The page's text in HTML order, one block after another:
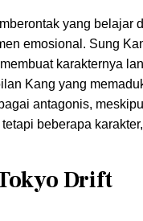
yang belajar
emosional. Sung
karakternya
Kang yang
antagonis,
beberapa
Drift